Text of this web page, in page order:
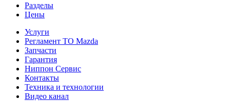
Разделы
Цены
Услуги
Регламент ТО Mazda
Запчасти
Гарантия
Ниппон Сервис
Контакты
Техника и технологии
Видео канал